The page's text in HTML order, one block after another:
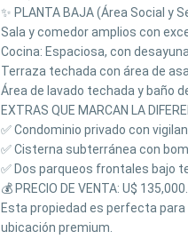
✨ PLANTA BAJA (Área Social y
Sala y comedor amplios con
Cocina: Espaciosa, con
Terraza techada con área de
Área de lavado techada y baño
EXTRAS QUE MARCAN LA
✅ Condominio privado con
✅ Cisterna subterránea con
✅ Dos parqueos frontales bajo
💰 PRECIO DE VENTA: U$
Esta propiedad es perfecta
ubicación premium.